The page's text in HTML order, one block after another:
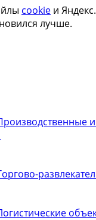
cookie и
лучше.